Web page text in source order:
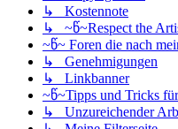
↳ Kostennote
↳ ~წ~Respect the
~წ~ Foren die nach
↳ Genehmigungen
↳ Linkbanner
~წ~Tipps und Tricks
↳ Unzureichender